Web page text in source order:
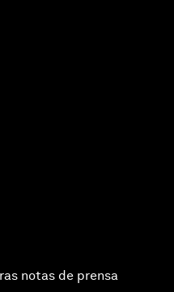
notas de prensa